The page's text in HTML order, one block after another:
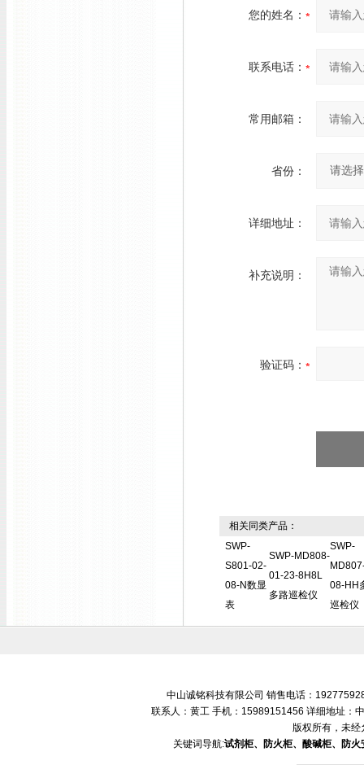
您的姓名：
联系电话：
常用邮箱：
省份：
详细地址：
补充说明：
验证码：
相关同类产品：
SWP-
S801-02-
08-N数显
表
SWP-MD808-
01-23-8H8L
多路巡检仪
SWP-
08-HH
巡检仪
中山诚铭科技有限公司 销售电话：
联系人：黄工 手机：15989151456 详细地址：
版权所有，未经
关键词导航:试剂柜、防火柜、酸碱柜、防